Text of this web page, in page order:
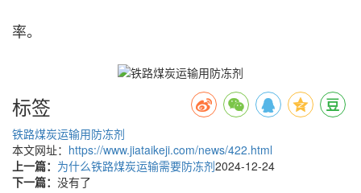
率。
标签
铁路煤炭运输用防冻剂
本文网址： https://www.jiataikeji.com/news/422.html
上一篇： 为什么铁路煤炭运输需要防冻剂2024-12-24
下一篇： 没有了